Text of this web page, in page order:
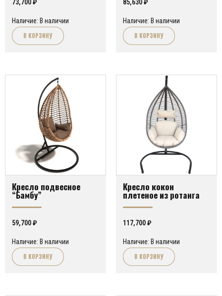
73,700₽
Наличие: В наличии
В КОРЗИНУ
85,630₽
Наличие: В наличии
В КОРЗИНУ
Кресло подвесное
“Бамбу”
59,700₽
Наличие: В наличии
В КОРЗИНУ
Кресло кокон
плетеное из ротанга
117,700₽
Наличие: В наличии
В КОРЗИНУ